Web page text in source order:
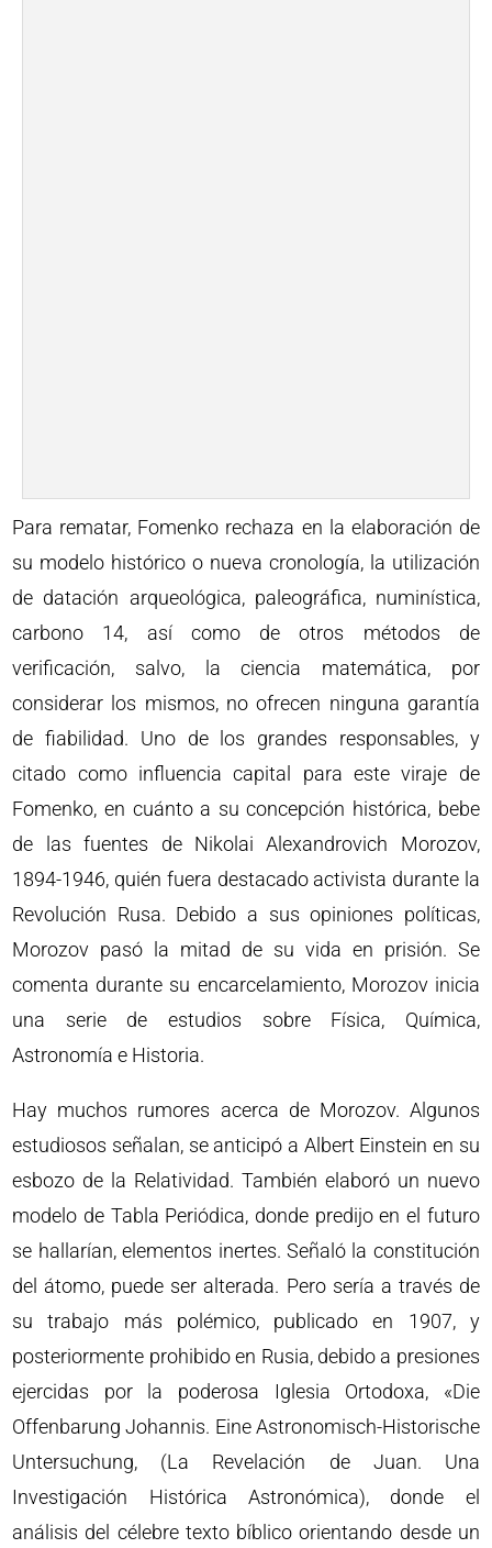
Para rematar, Fomenko rechaza en la elaboración de
su modelo histórico o nueva cronología, la utilización
de datación arqueológica, paleográfica, numinística,
carbono 14, así como de otros métodos de
verificación, salvo, la ciencia matemática, por
considerar los mismos, no ofrecen ninguna garantía
de fiabilidad. Uno de los grandes responsables, y
citado como influencia capital para este viraje de
Fomenko, en cuánto a su concepción histórica, bebe
de las fuentes de Nikolai Alexandrovich Morozov,
1894-1946, quién fuera destacado activista durante la
Revolución Rusa. Debido a sus opiniones políticas,
Morozov pasó la mitad de su vida en prisión. Se
comenta durante su encarcelamiento, Morozov inicia
una serie de estudios sobre Física, Química,
Astronomía e Historia.
Hay muchos rumores acerca de Morozov. Algunos
estudiosos señalan, se anticipó a Albert Einstein en su
esbozo de la Relatividad. También elaboró un nuevo
modelo de Tabla Periódica, donde predijo en el futuro
se hallarían, elementos inertes. Señaló la constitución
del átomo, puede ser alterada. Pero sería a través de
su trabajo más polémico, publicado en 1907, y
posteriormente prohibido en Rusia, debido a presiones
ejercidas por la poderosa Iglesia Ortodoxa, «Die
Offenbarung Johannis. Eine Astronomisch-Historische
Untersuchung, (La Revelación de Juan. Una
Investigación Histórica Astronómica), donde el
análisis del célebre texto bíblico orientando desde un